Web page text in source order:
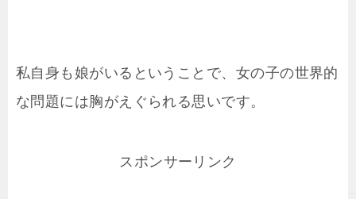
私自身も娘がいるということで、女の子の世界的
な問題には胸がえぐられる思いです。
スポンサーリンク